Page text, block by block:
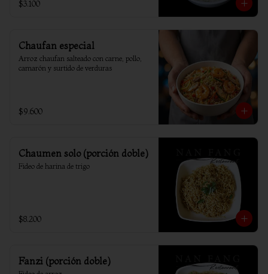
$3.100
Chaufan especial
Arroz chaufan salteado con carne, pollo,
camarón y surtido de verduras
$9.600
Chaumen solo (porción doble)
Fideo de harina de trigo
$8.200
Fanzi (porción doble)